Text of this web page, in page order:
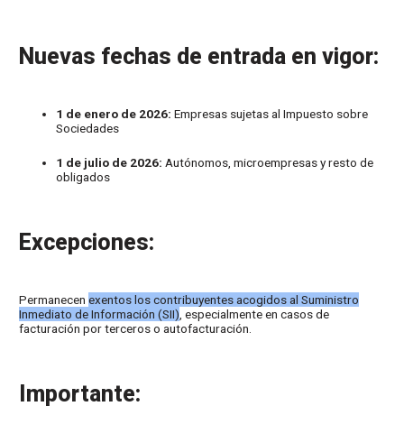
Nuevas fechas de entrada en vigor:
1 de enero de 2026: Empresas sujetas al Impuesto sobre
Sociedades
1 de julio de 2026: Autónomos, microempresas y resto de
obligados
Excepciones:
Permanecenexentos los contribuyentes acogidos al Suministro
Inmediato de Información (SII), especialmente en casos de
facturación por terceros o autofacturación.
Importante: